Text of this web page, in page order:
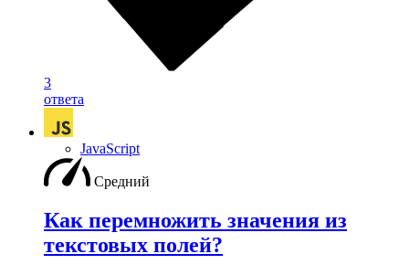
3
ответа
JavaScript
Средний
Как перемножить значения из
текстовых полей?